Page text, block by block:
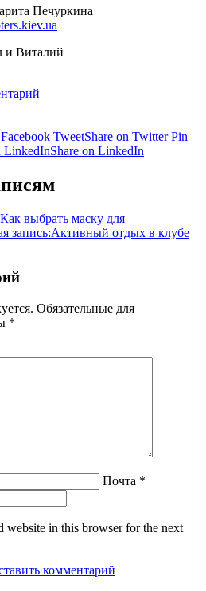
Печуркина
ers.kiev.ua
Виталий
TweetShare on Twitter Pin
LinkedInShare on LinkedIn
Как выбрать маску для
запись:Активный отдых в клубе
Обязательные для
*
Почта *
website in this browser for the next
комментарий